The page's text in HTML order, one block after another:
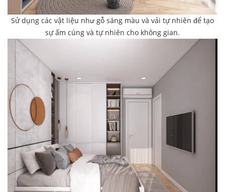
Sử dụng các vật liệu như gỗ sáng màu và vải tự nhiên để tạo
sự ấm cúng và tự nhiên cho không gian.